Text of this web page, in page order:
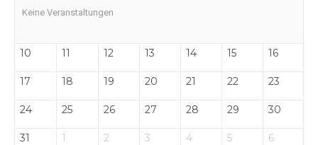
Keine Veranstaltungen
10 11 12 13 14 15 16
17 18 19 20 21 22 23
24 25 26 27 28 29 30
31 1 2 3 4 5 6